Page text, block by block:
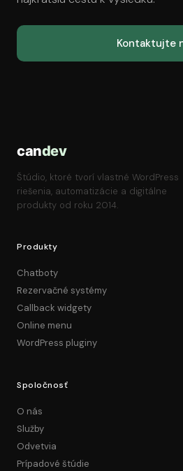
Kontaktujte
candev
Štúdio, ktoré tvorí vlastné WordPress
riešenia, automatizácie a digitálne
produkty od roku 2014.
Produkty
Chatboty
Rezervačné systémy
Callback widgety
Online menu
WordPress pluginy
Spoločnosť
O nás
Služby
Odvetvia
Prípadové štúdie